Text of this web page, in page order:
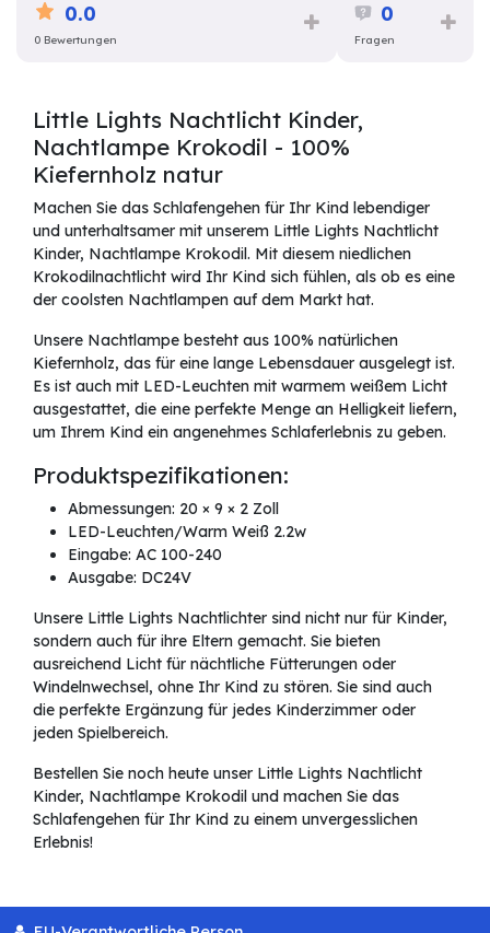
0.0
0 Bewertungen
0
Fragen
Little Lights Nachtlicht Kinder,
Nachtlampe Krokodil - 100%
Kiefernholz natur
Machen Sie das Schlafengehen für Ihr Kind lebendiger
und unterhaltsamer mit unserem Little Lights Nachtlicht
Kinder, Nachtlampe Krokodil. Mit diesem niedlichen
Krokodilnachtlicht wird Ihr Kind sich fühlen, als ob es eine
der coolsten Nachtlampen auf dem Markt hat.
Unsere Nachtlampe besteht aus 100% natürlichen
Kiefernholz, das für eine lange Lebensdauer ausgelegt ist.
Es ist auch mit LED-Leuchten mit warmem weißem Licht
ausgestattet, die eine perfekte Menge an Helligkeit liefern,
um Ihrem Kind ein angenehmes Schlaferlebnis zu geben.
Produktspezifikationen:
Abmessungen: 20 × 9 × 2 Zoll
LED-Leuchten/Warm Weiß 2.2w
Eingabe: AC 100-240
Ausgabe: DC24V
Unsere Little Lights Nachtlichter sind nicht nur für Kinder,
sondern auch für ihre Eltern gemacht. Sie bieten
ausreichend Licht für nächtliche Fütterungen oder
Windelnwechsel, ohne Ihr Kind zu stören. Sie sind auch
die perfekte Ergänzung für jedes Kinderzimmer oder
jeden Spielbereich.
Bestellen Sie noch heute unser Little Lights Nachtlicht
Kinder, Nachtlampe Krokodil und machen Sie das
Schlafengehen für Ihr Kind zu einem unvergesslichen
Erlebnis!